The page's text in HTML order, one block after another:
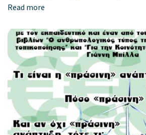
Read more